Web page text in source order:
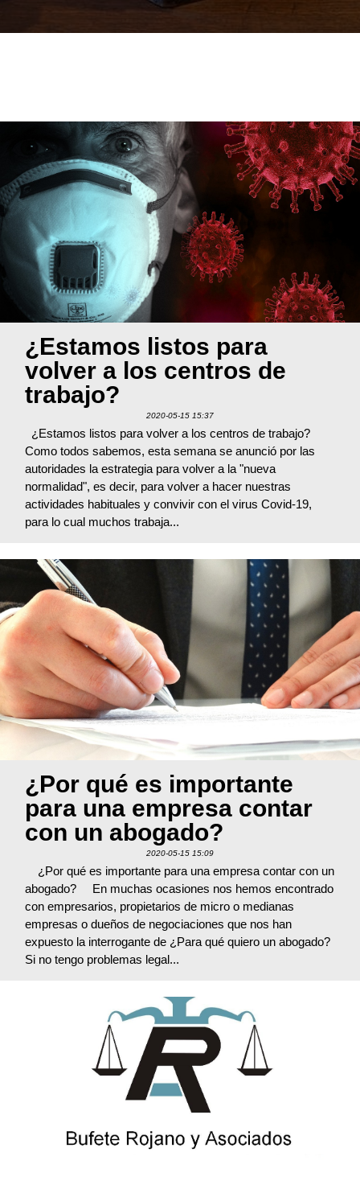
¿Estamos listos para
volver a los centros de
trabajo?
2020-05-15 15:37
¿Estamos listos para volver a los centros de trabajo?
Como todos sabemos, esta semana se anunció por las
autoridades la estrategia para volver a la "nueva
normalidad", es decir, para volver a hacer nuestras
actividades habituales y convivir con el virus Covid-19,
para lo cual muchos trabaja...
¿Por qué es importante
para una empresa contar
con un abogado?
2020-05-15 15:09
¿Por qué es importante para una empresa contar con un
abogado? En muchas ocasiones nos hemos encontrado
con empresarios, propietarios de micro o medianas
empresas o dueños de negociaciones que nos han
expuesto la interrogante de ¿Para qué quiero un abogado?
Si no tengo problemas legal...